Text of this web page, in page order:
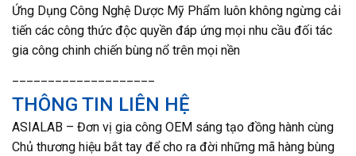
Ứng Dụng Công Nghệ Dược Mỹ Phẩm luôn không ngừng cải
tiến các công thức độc quyền đáp ứng mọi nhu cầu đối tác
gia công chinh chiến bùng nổ trên mọi nền
THÔNG TIN LIÊN HỆ
ASIALAB – Đơn vị gia công OEM sáng tạo đồng hành cùng
Chủ thương hiệu bắt tay để cho ra đời những mã hàng bùng